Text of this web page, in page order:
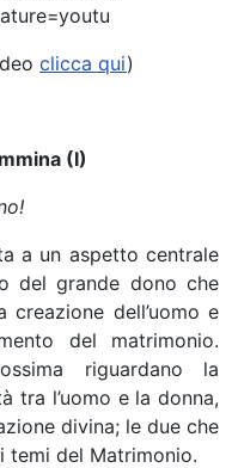
clicca qui)
(I)
a un aspetto centrale
del grande dono che
creazione dell’uomo e
del matrimonio.
riguardano la
tra l’uomo e la donna,
divina; le due che
temi del Matrimonio.